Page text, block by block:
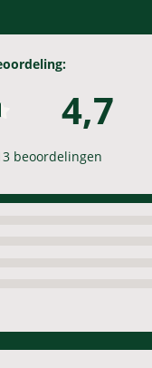
4,7
beoordelingen